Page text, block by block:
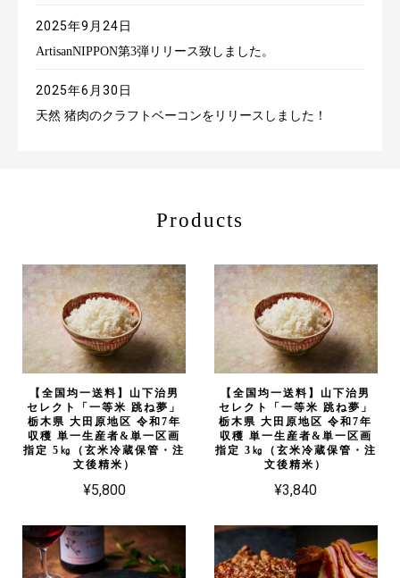
2025年9月24日
ArtisanNIPPON第3弾リリース致しました。
2025年6月30日
天然 猪肉のクラフトベーコンをリリースしました！
Products
【全国均一送料】山下治男
セレクト「一等米 跳ね夢」
栃木県 大田原地区 令和7年
収穫 単一生産者&単一区画
指定 5㎏（玄米冷蔵保管・注
文後精米）
¥5,800
【全国均一送料】山下治男
セレクト「一等米 跳ね夢」
栃木県 大田原地区 令和7年
収穫 単一生産者&単一区画
指定 3㎏（玄米冷蔵保管・注
文後精米）
¥3,840